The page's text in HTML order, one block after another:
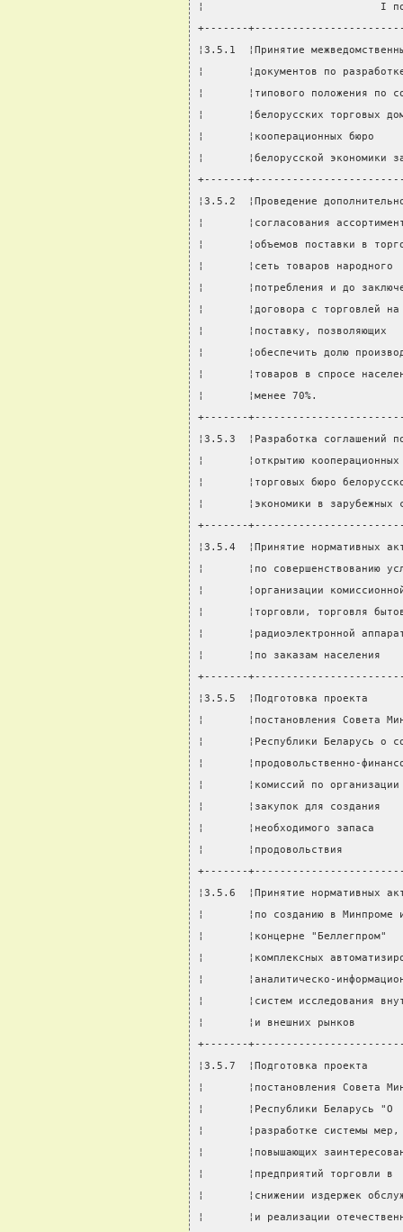
¦                            I
+-------
¦3.5.1  ¦Принятие
¦       ¦документов по
¦       ¦типового положения по
¦       ¦белорусских торговых
¦       ¦кооперационных
¦       ¦белорусской
+-------
¦3.5.2  ¦Проведение
¦       ¦согласования
¦       ¦объемов поставки в
¦       ¦сеть товаров
¦       ¦потребления и до
¦       ¦договора с
¦       ¦поставку,
¦       ¦обеспечить долю
¦       ¦товаров в спросе
¦       ¦менее 70%.
+-------
¦3.5.3  ¦Разработка
¦       ¦открытию
¦       ¦торговых бюро
¦       ¦экономики в
+-------
¦3.5.4  ¦Принятие
¦       ¦по
¦       ¦организации
¦       ¦торговли,
¦       ¦радиоэлектронной
¦       ¦по заказам
+-------
¦3.5.5  ¦Подготовка проекта
¦       ¦постановления Совета
¦       ¦Республики Беларусь
¦
¦       ¦комиссий по
¦       ¦закупок для
¦       ¦необходимого
¦
+-------
¦3.5.6  ¦Принятие
¦       ¦по созданию в
¦       ¦концерне
¦       ¦комплексных
¦       ¦аналитическо-
¦       ¦систем
¦       ¦и внешних
+-------
¦3.5.7  ¦Подготовка
¦       ¦постановления Совета
¦       ¦Республики Беларусь
¦       ¦разработке системы
¦       ¦повышающих
¦       ¦предприятий
¦       ¦снижении
¦       ¦и реализации